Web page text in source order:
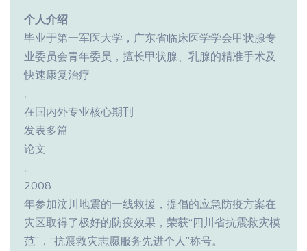
个人介绍
毕业于第一军医大学，广东省临床医学学会甲状腺专
业委员会青年委员，擅长甲状腺、乳腺的精准手术及
快速康复治疗
。
在国内外专业核心期刊
发表多篇
论文
。
2008
年参加汶川地震的一线救援，提倡的应急防疫方案在
灾区取得了极好的防疫效果，荣获“四川省抗震救灾模
范”，“抗震救灾志愿服务先进个人”称号。